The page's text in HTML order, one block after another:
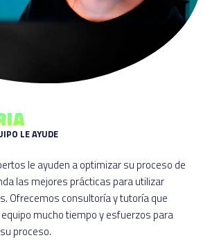
LE AYUDE
le ayuden a optimizar su proceso de
las mejores prácticas para utilizar
Ofrecemos consultoría y tutoría que
mucho tiempo y esfuerzos para
proceso.